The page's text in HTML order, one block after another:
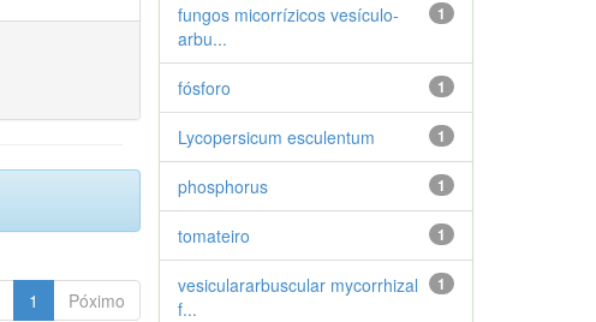
1 Póximo
1
fungos micorrízicos vesículo-
arbu...
1
fósforo
1
Lycopersicum esculentum
1
phosphorus
1
tomateiro
1
vesiculararbuscular mycorrhizal
f...